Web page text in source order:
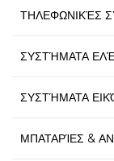
ΤΗΛΕΦΩΝΙΚΈΣ
ΣΥΣΤΉΜΑΤΑ
ΣΥΣΤΉΜΑΤΑ
ΜΠΑΤΑΡΊΕΣ &